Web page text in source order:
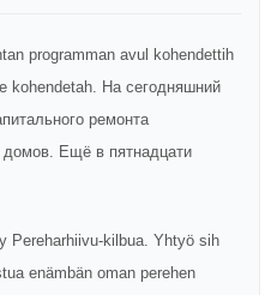
programman avul kohendettih
kohendetah. На сегодняшний
ремонта
Ещё в пятнадцати
Pereharhiivu-kilbua. Yhtyö sih
enämbän oman perehen